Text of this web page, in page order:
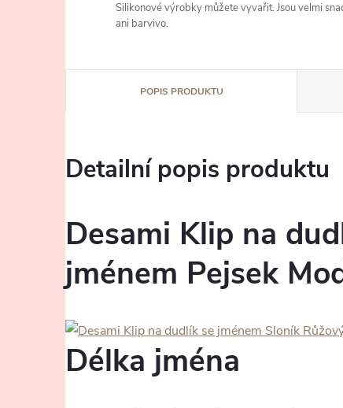
Silikonové výrobky můžete vyvařit. Jsou velmi
ani barvivo.
POPIS PRODUKTU
Detailní popis produktu
Desami Klip na
jménem Pejsek
Délka jména